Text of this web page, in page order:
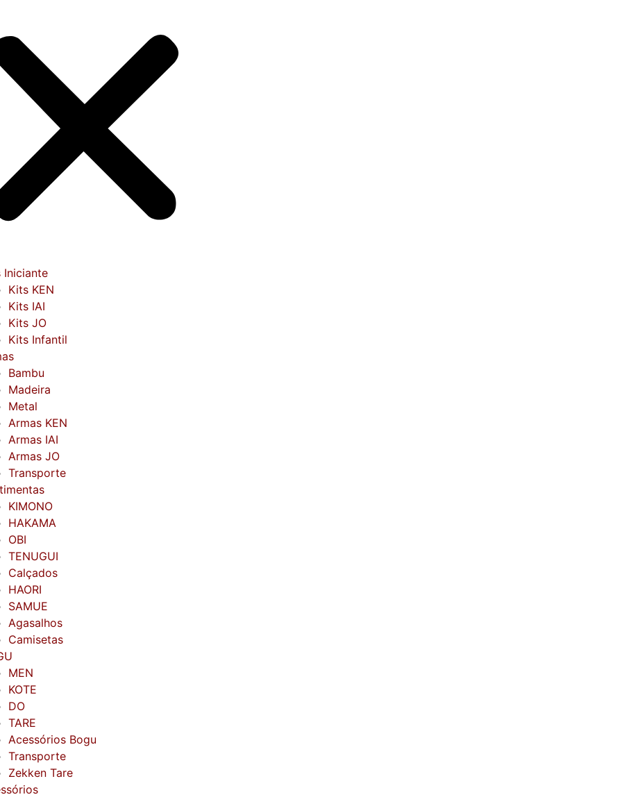
Iniciante
Kits KEN
Kits IAI
Kits JO
Kits Infantil
Bambu
Madeira
Metal
Armas KEN
Armas IAI
Armas JO
Transporte
KIMONO
HAKAMA
OBI
TENUGUI
Calçados
HAORI
SAMUE
Agasalhos
Camisetas
MEN
KOTE
DO
TARE
Acessórios Bogu
Transporte
Zekken Tare